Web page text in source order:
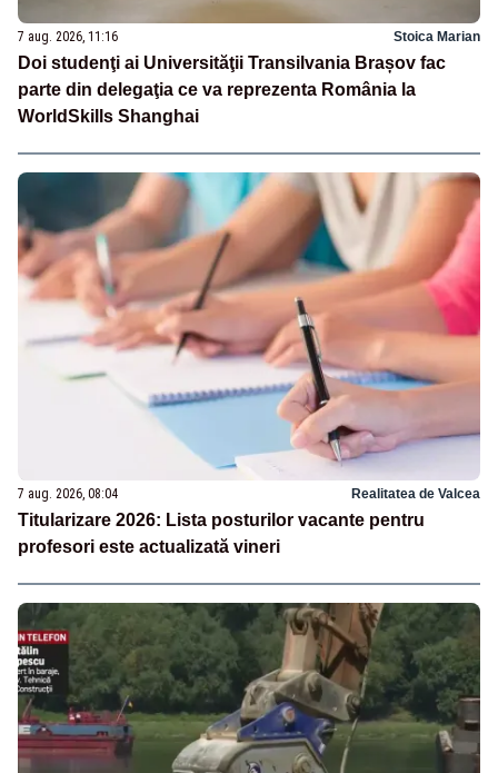
7 aug. 2026, 11:16 Stoica Marian
Doi studenţi ai Universităţii Transilvania Brașov fac
parte din delegaţia ce va reprezenta România la
WorldSkills Shanghai
7 aug. 2026, 08:04 Realitatea de Valcea
Titularizare 2026: Lista posturilor vacante pentru
profesori este actualizată vineri